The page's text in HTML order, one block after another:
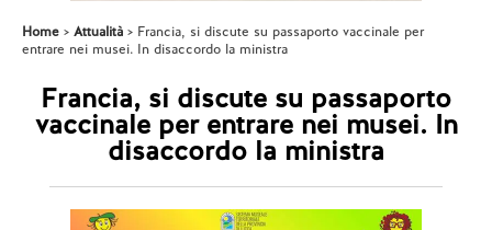
Home Attualità
Francia, si discute su passaporto vaccinale per
entrare nei musei. In disaccordo la ministra
Francia, si discute su passaporto
vaccinale per entrare nei musei. In
disaccordo la ministra